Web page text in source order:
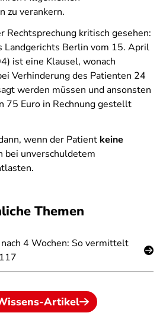
zu verankern.
Rechtsprechung kritisch gesehen:
Landgerichts Berlin vom 15. April
ist eine Klausel, wonach
Verhinderung des Patienten 24
werden müssen und ansonsten
75 Euro in Rechnung gestellt
wenn der Patient keine
bei unverschuldetem
Themen
4 Wochen: So vermittelt
Artikel